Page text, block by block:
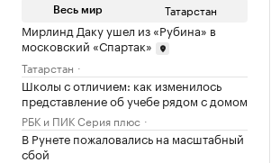
Весь мир Татарстан
Мирлинд Даку ушел из «Рубина» в
московский «Спартак»
Татарстан
Школы с отличием: как изменилось
представление об учебе рядом с домом
РБК и ПИК Серия плюс
В Рунете пожаловались на масштабный
сбой